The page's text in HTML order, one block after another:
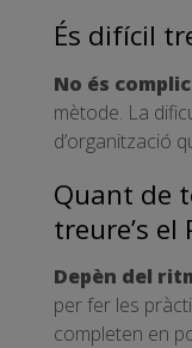
És difícil
No és
mètode. La
d’organització
Quant de
treure’s el
Depèn del
per fer les
completen en